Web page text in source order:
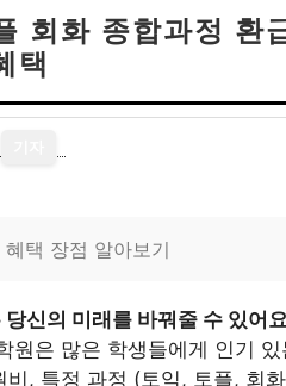
회화 종합과정 환
택
택 장점 알아보기
신의 미래를 바꿔줄 수 있어
은 많은 학생들에게 인기 있
, 특정 과정 (토익, 토플, 회